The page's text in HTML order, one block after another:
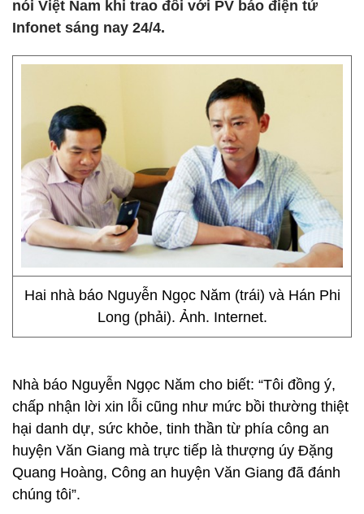
nói Việt Nam khi trao đổi với PV báo điện tử
Infonet sáng nay 24/4.
Hai nhà báo Nguyễn Ngọc Năm (trái) và Hán Phi
Long (phải). Ảnh. Internet.
Nhà báo Nguyễn Ngọc Năm cho biết: “Tôi đồng ý,
chấp nhận lời xin lỗi cũng như mức bồi thường thiệt
hại danh dự, sức khỏe, tinh thần từ phía công an
huyện Văn Giang mà trực tiếp là thượng úy Đặng
Quang Hoàng, Công an huyện Văn Giang đã đánh
chúng tôi”.